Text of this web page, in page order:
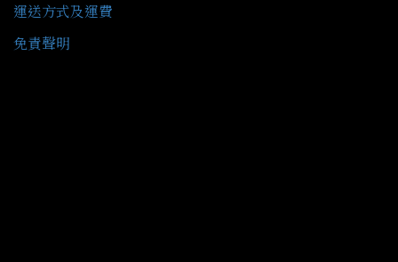
運送方式及運費
免責聲明